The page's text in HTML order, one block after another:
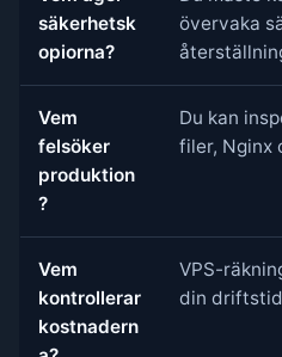
säkerhetsk
opiorna?
övervaka
Vem
felsöker
produktion
?
Du kan
filer, Nginx
Vem
kontrollerar
kostnadern
VPS-
din driftstid